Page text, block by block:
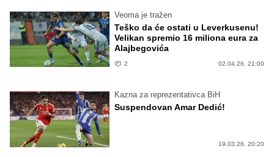
Veoma je tražen
Teško da će ostati u Leverkusenu!
Velikan spremio 16 miliona eura za
Alajbegovića
2 02.04.26. 21:00
Kazna za reprezentativca BiH
Suspendovan Amar Dedić!
19.03.26. 20:20